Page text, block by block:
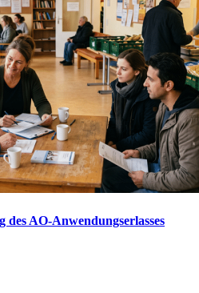
AO-Anwendungserlasses